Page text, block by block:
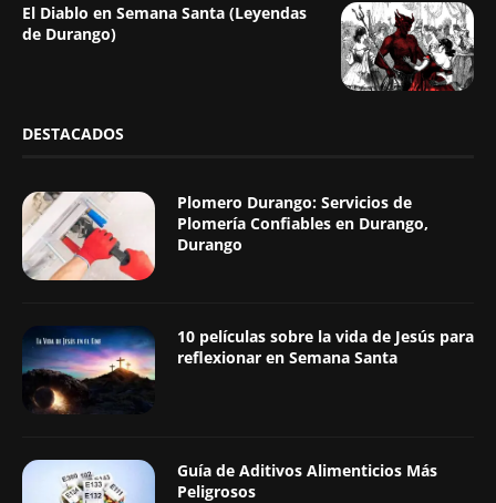
El Diablo en Semana Santa (Leyendas
de Durango)
DESTACADOS
Plomero Durango: Servicios de
Plomería Confiables en Durango,
Durango
10 películas sobre la vida de Jesús para
reflexionar en Semana Santa
Guía de Aditivos Alimenticios Más
Peligrosos